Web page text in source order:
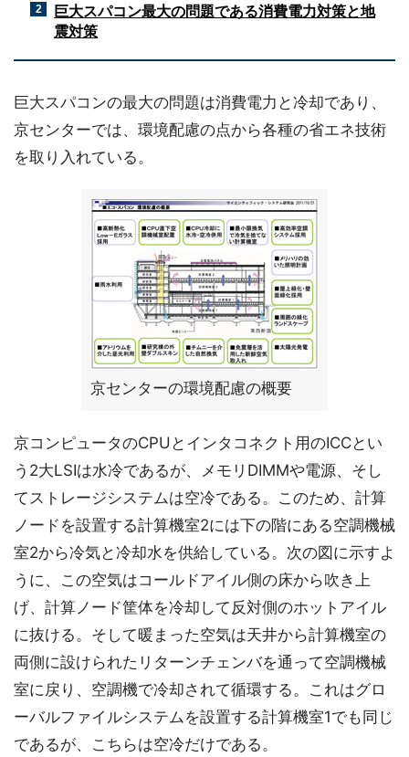
2
巨大スパコン最大の問題である消費電力対策と地
震対策
巨大スパコンの最大の問題は消費電力と冷却であり、
京センターでは、環境配慮の点から各種の省エネ技術
を取り入れている。
京センターの環境配慮の概要
京コンピュータのCPUとインタコネクト用のICCとい
う2大LSIは水冷であるが、メモリDIMMや電源、そし
てストレージシステムは空冷である。このため、計算
ノードを設置する計算機室2には下の階にある空調機械
室2から冷気と冷却水を供給している。次の図に示すよ
うに、この空気はコールドアイル側の床から吹き上
げ、計算ノード筐体を冷却して反対側のホットアイル
に抜ける。そして暖まった空気は天井から計算機室の
両側に設けられたリターンチェンバを通って空調機械
室に戻り、空調機で冷却されて循環する。これはグロ
ーバルファイルシステムを設置する計算機室1でも同じ
であるが、こちらは空冷だけである。